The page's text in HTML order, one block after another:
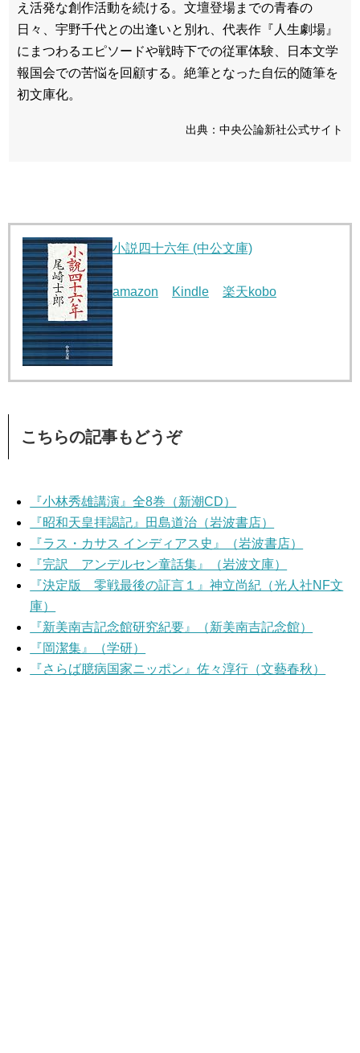
え活発な創作活動を続ける。文壇登場までの青春の
日々、宇野千代との出逢いと別れ、代表作『人生劇場』
にまつわるエピソードや戦時下での従軍体験、日本文学
報国会での苦悩を回顧する。絶筆となった自伝的随筆を
初文庫化。
出典：中央公論新社公式サイト
小説四十六年 (中公文庫)
amazon Kindle 楽天kobo
こちらの記事もどうぞ
『小林秀雄講演』全8巻（新潮CD）
『昭和天皇拝謁記』田島道治（岩波書店）
『ラス・カサス インディアス史』（岩波書店）
『完訳 アンデルセン童話集』（岩波文庫）
『決定版 零戦最後の証言１』神立尚紀（光人社NF文
庫）
『新美南吉記念館研究紀要』（新美南吉記念館）
『岡潔集』（学研）
『さらば臆病国家ニッポン』佐々淳行（文藝春秋）